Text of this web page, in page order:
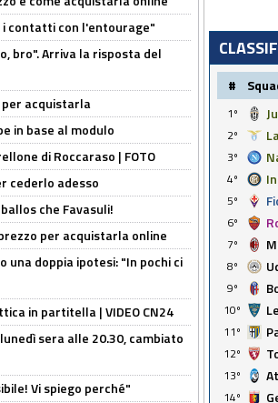
i contatti con l'entourage"
bro". Arriva la risposta del
per acquistarla
in base al modulo
di Roccaraso | FOTO
cederlo adesso
che Favasuli!
per acquistarla online
una doppia ipotesi: "In pochi ci
in partitella | VIDEO CN24
sera alle 20.30, cambiato
Vi spiego perché"
#
1º
2º
3º
4º
5º
6º
7º
8º
9º
10º
11º
12º
13º
14º